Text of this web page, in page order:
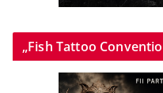
„Fish Tattoo